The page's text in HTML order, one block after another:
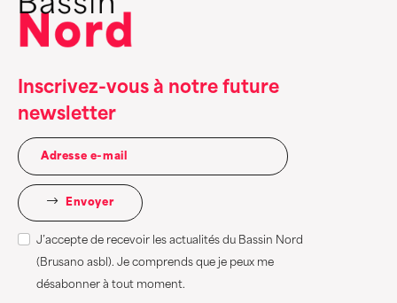
Inscrivez-vous à notre future
newsletter
Envoyer
J’accepte de recevoir les actualités du Bassin Nord
(Brusano asbl). Je comprends que je peux me
désabonner à tout moment.